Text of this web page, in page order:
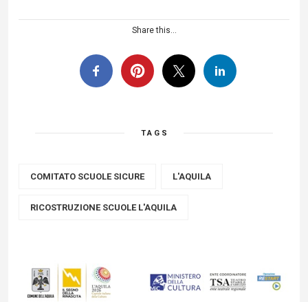
Share this...
TAGS
COMITATO SCUOLE SICURE L'AQUILA
RICOSTRUZIONE SCUOLE L'AQUILA